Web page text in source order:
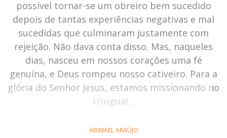
possível tornar-se um obreiro bem sucedido
depois de tantas experiências negativas e mal
sucedidas que culminaram justamente com
rejeição. Não dava conta disso. Mas, naqueles
dias, nasceu em nossos corações uma fé
genuína, e Deus rompeu nosso cativeiro. Para a
glória do Senhor Jesus, estamos missionando no
Uruguai...
ABIMAEL ARAÚJO